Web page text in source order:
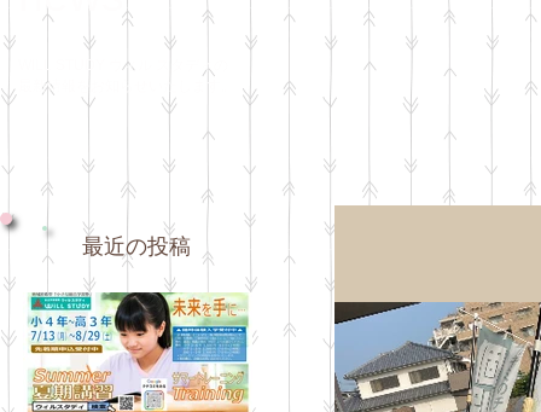
WILL STUDY ウィル スタディの
最新情報をお知らせいたします。
最近の投稿